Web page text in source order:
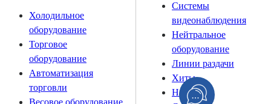
Холодильное
оборудование
Торговое
оборудование
Автоматизация
торговли
Весовое оборудование
Системы
видеонаблюдения
Нейтральное
оборудование
Линии раздачи
Хиты
Новинки